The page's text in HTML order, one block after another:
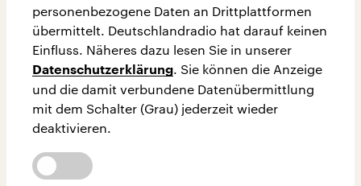
personenbezogene Daten an Drittplattformen
übermittelt. Deutschlandradio hat darauf keinen
Einfluss. Näheres dazu lesen Sie in unserer
Datenschutzerklärung. Sie können die Anzeige
und die damit verbundene Datenübermittlung
mit dem Schalter (Grau) jederzeit wieder
deaktivieren.